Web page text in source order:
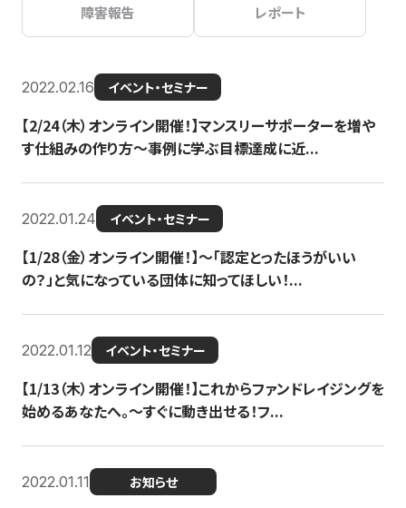
障害報告 レポート
2022.02.16 イベント・セミナー
【2/24（木）オンライン開催！】マンスリーサポーターを増や
す仕組みの作り方〜事例に学ぶ目標達成に近...
2022.01.24 イベント・セミナー
【1/28（金）オンライン開催！】〜「認定とったほうがいい
の？」と気になっている団体に知ってほしい！...
2022.01.12 イベント・セミナー
【1/13（木）オンライン開催！】これからファンドレイジングを
始めるあなたへ。〜すぐに動き出せる！フ...
2022.01.11 お知らせ